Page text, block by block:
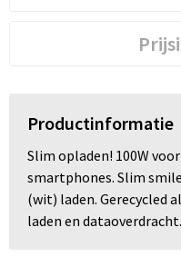
Productinformatie
Slim opladen! 100W
smartphones. Slim
(wit) laden. Gerecycled
laden en dataoverdracht.